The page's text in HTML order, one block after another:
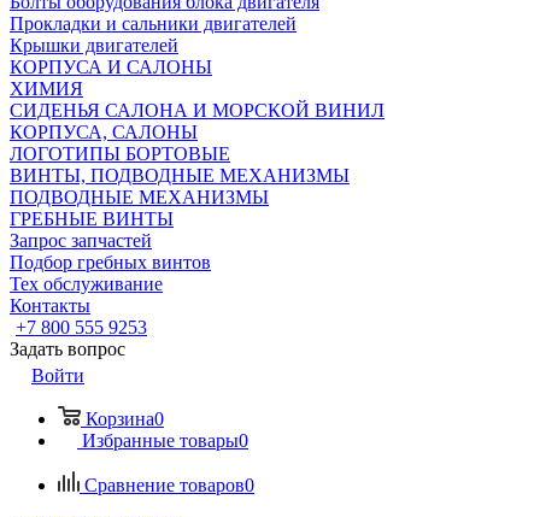
Прокладки и сальники двигателей
Крышки двигателей
КОРПУСА И САЛОНЫ
ХИМИЯ
СИДЕНЬЯ САЛОНА И МОРСКОЙ ВИНИЛ
КОРПУСА, САЛОНЫ
ЛОГОТИПЫ БОРТОВЫЕ
ВИНТЫ, ПОДВОДНЫЕ МЕХАНИЗМЫ
ПОДВОДНЫЕ МЕХАНИЗМЫ
ГРЕБНЫЕ ВИНТЫ
Запрос запчастей
Подбор гребных винтов
Тех обслуживание
Контакты
+7 800 555 9253
Задать вопрос
Войти
Корзина0
Избранные товары0
Сравнение товаров0